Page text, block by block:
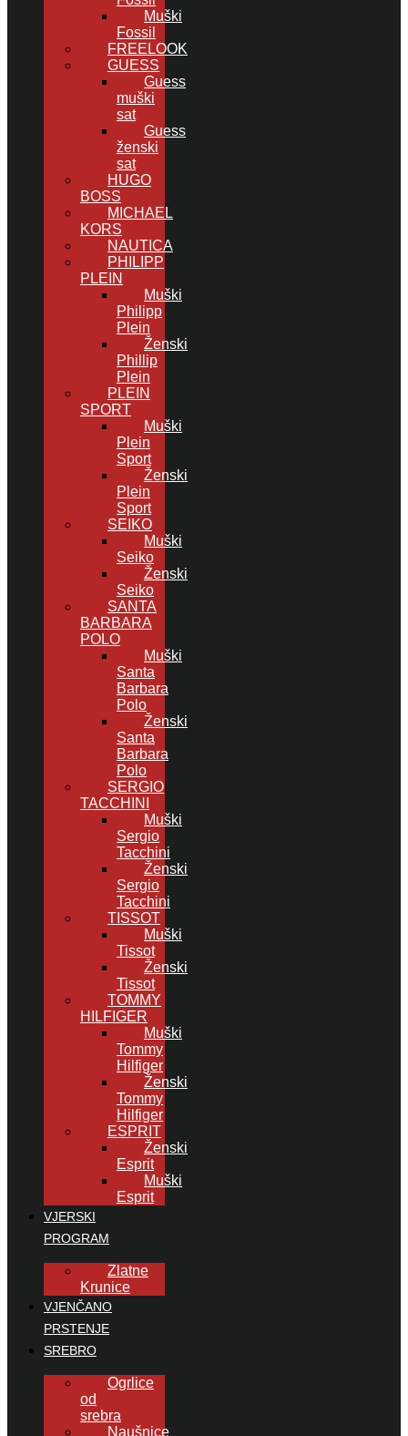
Muški
Fossil
FREELOOK
GUESS
Guess
muški
sat
Guess
ženski
sat
HUGO
BOSS
MICHAEL
KORS
NAUTICA
PHILIPP
PLEIN
Muški
Philipp
Plein
Ženski
Phillip
Plein
PLEIN
SPORT
Muški
Plein
Sport
Ženski
Plein
Sport
SEIKO
Muški
Seiko
Ženski
Seiko
SANTA
BARBARA
POLO
Muški
Santa
Barbara
Polo
Ženski
Santa
Barbara
Polo
SERGIO
TACCHINI
Muški
Sergio
Tacchini
Ženski
Sergio
Tacchini
TISSOT
Muški
Tissot
Ženski
Tissot
TOMMY
HILFIGER
Muški
Tommy
Hilfiger
Ženski
Tommy
Hilfiger
ESPRIT
Ženski
Esprit
Muški
Esprit
VJERSKI
PROGRAM
Zlatne
Krunice
VJENČANO
PRSTENJE
SREBRO
Ogrlice
od
srebra
Naušnice